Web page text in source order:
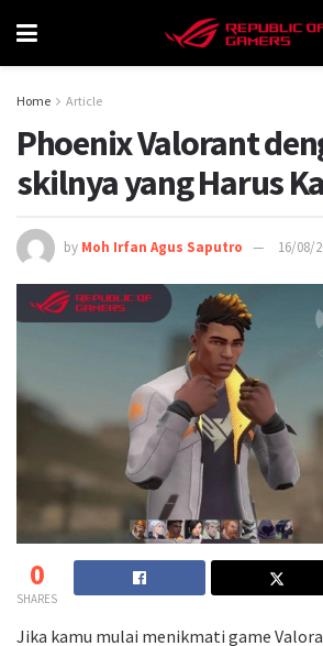
Home Article
Phoenix Valorant
skilnya yang Harus
by Moh Irfan Agus Saputro 16/08/
0
SHARES
Jika kamu mulai menikmati game